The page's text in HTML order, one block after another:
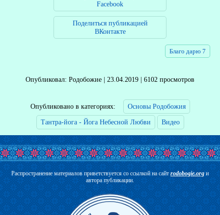
Facebook
Поделиться публикацией
ВКонтакте
Благо дарю 7
Опубликовал: Родобожие | 23.04.2019 | 6102 просмотров
Опубликовано в категориях: Основы Родобожия
Тантра-йога - Йога Небесной Любви Видео
Распространение материалов приветствуется со ссылкой на сайтrodobogie.org и
автора публикации.